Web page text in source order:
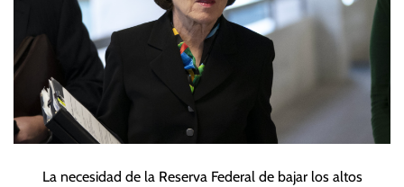
La necesidad de la Reserva Federal de bajar los altos